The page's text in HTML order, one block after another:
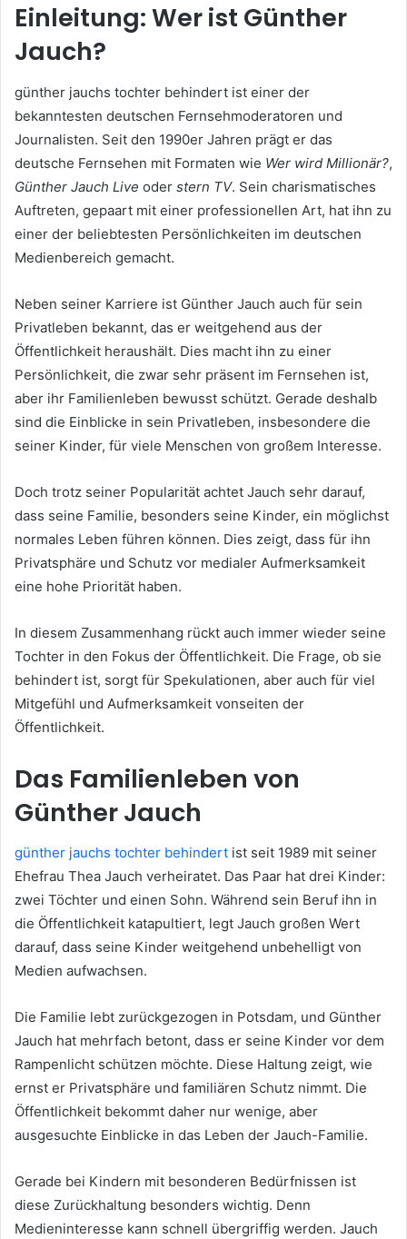
Einleitung: Wer ist Günther
Jauch?
günther jauchs tochter behindert ist einer der
bekanntesten deutschen Fernsehmoderatoren und
Journalisten. Seit den 1990er Jahren prägt er das
deutsche Fernsehen mit Formaten wie Wer wird Millionär?,
Günther Jauch Live oder stern TV. Sein charismatisches
Auftreten, gepaart mit einer professionellen Art, hat ihn zu
einer der beliebtesten Persönlichkeiten im deutschen
Medienbereich gemacht.
Neben seiner Karriere ist Günther Jauch auch für sein
Privatleben bekannt, das er weitgehend aus der
Öffentlichkeit heraushält. Dies macht ihn zu einer
Persönlichkeit, die zwar sehr präsent im Fernsehen ist,
aber ihr Familienleben bewusst schützt. Gerade deshalb
sind die Einblicke in sein Privatleben, insbesondere die
seiner Kinder, für viele Menschen von großem Interesse.
Doch trotz seiner Popularität achtet Jauch sehr darauf,
dass seine Familie, besonders seine Kinder, ein möglichst
normales Leben führen können. Dies zeigt, dass für ihn
Privatsphäre und Schutz vor medialer Aufmerksamkeit
eine hohe Priorität haben.
In diesem Zusammenhang rückt auch immer wieder seine
Tochter in den Fokus der Öffentlichkeit. Die Frage, ob sie
behindert ist, sorgt für Spekulationen, aber auch für viel
Mitgefühl und Aufmerksamkeit vonseiten der
Öffentlichkeit.
Das Familienleben von
Günther Jauch
günther jauchs tochter behindert ist seit 1989 mit seiner
Ehefrau Thea Jauch verheiratet. Das Paar hat drei Kinder:
zwei Töchter und einen Sohn. Während sein Beruf ihn in
die Öffentlichkeit katapultiert, legt Jauch großen Wert
darauf, dass seine Kinder weitgehend unbehelligt von
Medien aufwachsen.
Die Familie lebt zurückgezogen in Potsdam, und Günther
Jauch hat mehrfach betont, dass er seine Kinder vor dem
Rampenlicht schützen möchte. Diese Haltung zeigt, wie
ernst er Privatsphäre und familiären Schutz nimmt. Die
Öffentlichkeit bekommt daher nur wenige, aber
ausgesuchte Einblicke in das Leben der Jauch-Familie.
Gerade bei Kindern mit besonderen Bedürfnissen ist
diese Zurückhaltung besonders wichtig. Denn
Medieninteresse kann schnell übergriffig werden. Jauch